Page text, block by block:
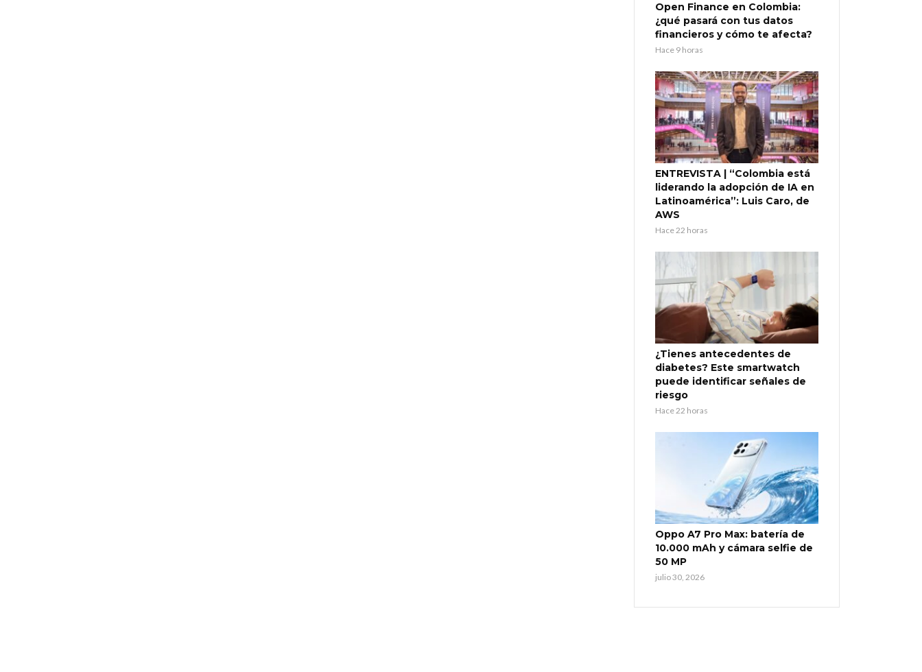
Open Finance en Colombia:
¿qué pasará con tus datos
financieros y cómo te afecta?
Hace 9 horas
ENTREVISTA | “Colombia está
liderando la adopción de IA en
Latinoamérica”: Luis Caro, de
AWS
Hace 22 horas
¿Tienes antecedentes de
diabetes? Este smartwatch
puede identificar señales de
riesgo
Hace 22 horas
Oppo A7 Pro Max: batería de
10.000 mAh y cámara selfie de
50 MP
julio 30, 2026